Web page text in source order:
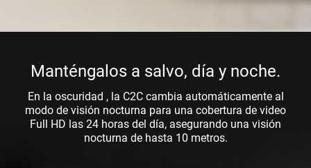
Manténgalos a salvo, día y noche.
En la oscuridad , la C2C cambia automáticamente al
modo de visión nocturna para una cobertura de video
Full HD las 24 horas del día, asegurando una visión
nocturna de hasta 10 metros.